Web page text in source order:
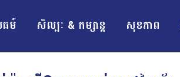
ម៍ សិល្បៈ & កម្សាន្ត សុខភាព